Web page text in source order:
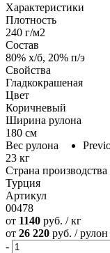
Характеристики
Плотность
240 г/м2
Состав
80% х/б, 20% п/э
Свойства
Гладкокрашеная
Цвет
Коричневый
Ширина рулона
180 см
Вес рулона
23 кг
Страна производства
Турция
Артикул
00478
от 1140 руб. / кг
от 26 220 руб. / рулон
-